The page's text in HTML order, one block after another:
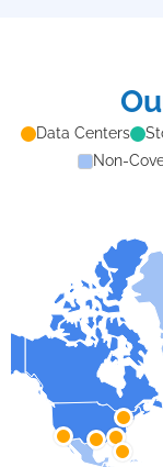
Data Centers
Non-